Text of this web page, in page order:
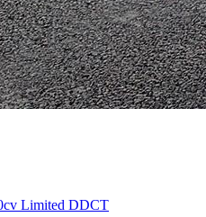
Limited DDCT